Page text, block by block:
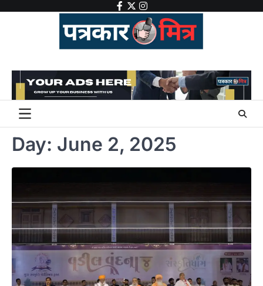
facebook
twitter
instagram
Day: June 2, 2025